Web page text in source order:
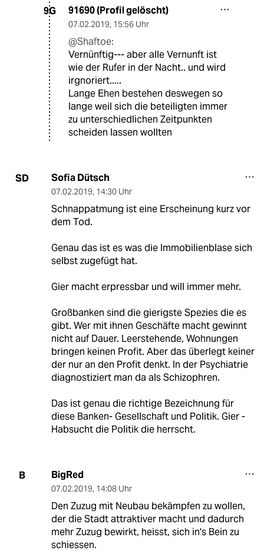
9G 91690 (Profil gelöscht)
07.02.2019, 15:56 Uhr
@Shaftoe:
Vernünftig--- aber alle Vernunft ist
wie der Rufer in der Nacht.. und wird
irgnoriert.....
Lange Ehen bestehen deswegen so
lange weil sich die beteiligten immer
zu unterschiedlichen Zeitpunkten
scheiden lassen wollten
SD Sofia Dütsch
07.02.2019, 14:30 Uhr
Schnappatmung ist eine Erscheinung kurz vor
dem Tod.
Genau das ist es was die Immobilienblase sich
selbst zugefügt hat.
Gier macht erpressbar und will immer mehr.
Großbanken sind die gierigste Spezies die es
gibt. Wer mit ihnen Geschäfte macht gewinnt
nicht auf Dauer. Leerstehende, Wohnungen
bringen keinen Profit. Aber das überlegt keiner
der nur an den Profit denkt. In der Psychiatrie
diagnostiziert man da als Schizophren.
Das ist genau die richtige Bezeichnung für
diese Banken- Gesellschaft und Politik. Gier -
Habsucht die Politik die herrscht.
B BigRed
07.02.2019, 14:08 Uhr
Den Zuzug mit Neubau bekämpfen zu wollen,
der die Stadt attraktiver macht und dadurch
mehr Zuzug bewirkt, heisst, sich in's Bein zu
schiessen.